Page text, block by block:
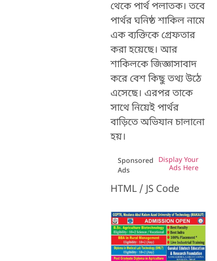
থেকে পার্থ পলাতক।তবে
পার্থর ঘনিষ্ঠ শাকিল নামে
এক ব্যক্তিকে গ্রেফতার
করা হয়েছে। আর
শাকিলকে জিজ্ঞাসাবাদ
করে বেশ কিছু তথ্য উঠে
এসেছে। এরপর তাকে
সাথে নিয়েই পার্থর
বাড়িতে অভিযান চালানো
হয়।
Sponsored
Ads
Display Your
Ads Here
HTML / JS Code